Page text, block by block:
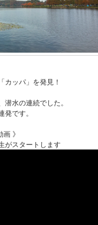
カッパ」を発見！
水の連続でした。
です。
》
がスタートします